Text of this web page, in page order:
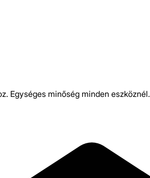
Egységes minőség minden eszköznél.